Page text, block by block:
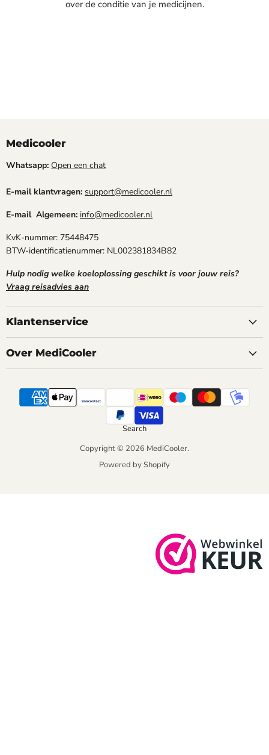
over de conditie van je medicijnen.
Medicooler
Whatsapp: Open een chat
E-mail klantvragen: support@medicooler.nl
E-mail Algemeen: info@medicooler.nl
KvK-nummer: 75448475
BTW-identificatienummer: NL002381834B82
Hulp nodig welke koeloplossing geschikt is voor jouw reis?
Vraag reisadvies aan
Klantenservice
Over MediCooler
Search
Copyright © 2026 MediCooler.
Powered by Shopify